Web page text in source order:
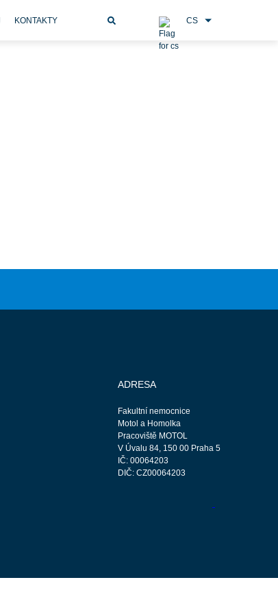
KONTAKTY CS
ADRESA
Fakultní nemocnice
Motol a Homolka
Pracoviště MOTOL
V Úvalu 84, 150 00 Praha 5
IČ: 00064203
DIČ: CZ00064203